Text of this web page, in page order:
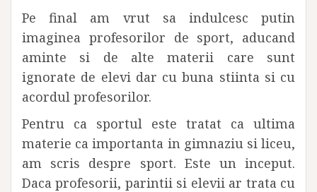
Pe final am vrut sa indulcesc putin
imaginea profesorilor de sport, aducand
aminte si de alte materii care sunt
ignorate de elevi dar cu buna stiinta si cu
acordul profesorilor.
Pentru ca sportul este tratat ca ultima
materie ca importanta in gimnaziu si liceu,
am scris despre sport. Este un inceput.
Daca profesorii, parintii si elevii ar trata cu